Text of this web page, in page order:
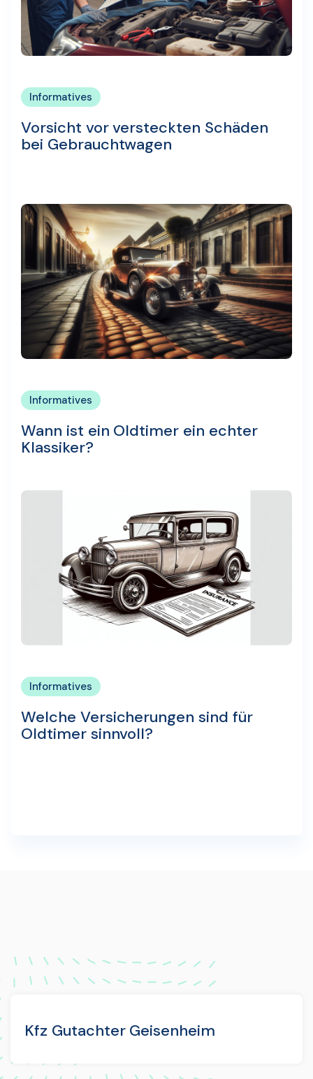
Informatives
Vorsicht vor versteckten Schäden
bei Gebrauchtwagen
Informatives
Wann ist ein Oldtimer ein echter
Klassiker?
Informatives
Welche Versicherungen sind für
Oldtimer sinnvoll?
Kfz Gutachter Geisenheim